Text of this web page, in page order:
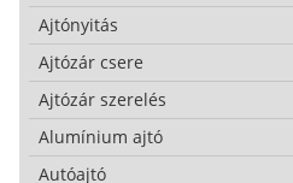
Ajtónyitás
Ajtózár csere
Ajtózár szerelés
Alumínium ajtó
Autóajtó